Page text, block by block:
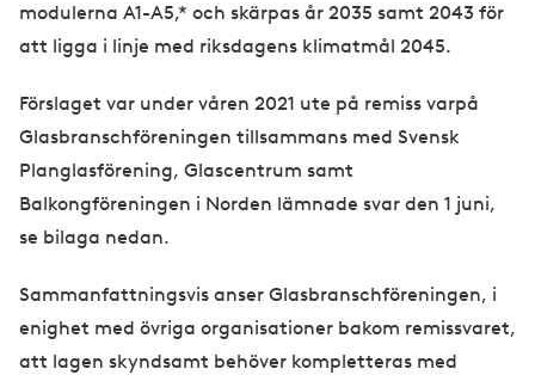
modulerna A1-A5,* och skärpas år 2035 samt 2043 för
att ligga i linje med riksdagens klimatmål 2045.
Förslaget var under våren 2021 ute på remiss varpå
Glasbranschföreningen tillsammans med Svensk
Planglasförening, Glascentrum samt
Balkongföreningen i Norden lämnade svar den 1 juni,
se bilaga nedan.
Sammanfattningsvis anser Glasbranschföreningen, i
enighet med övriga organisationer bakom remissvaret,
att lagen skyndsamt behöver kompletteras med